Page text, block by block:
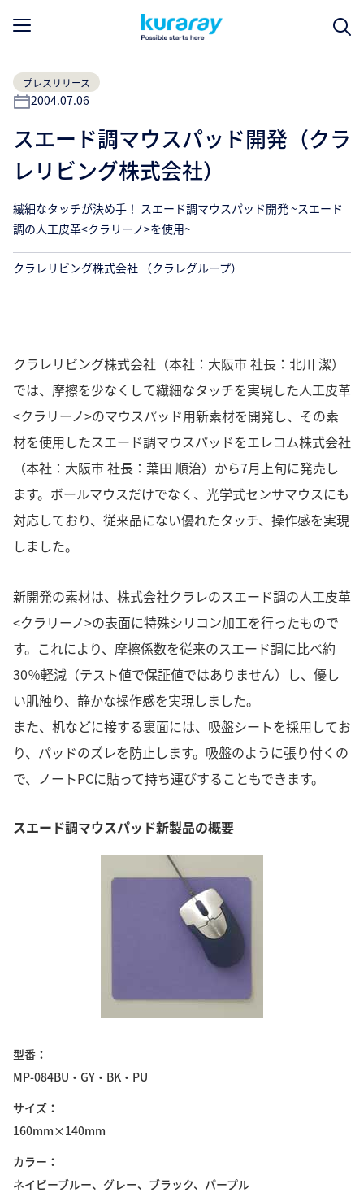
プレスリリース
2004.07.06
スエード調マウスパッド開発（クラ
レリビング株式会社）
繊細なタッチが決め手！ スエード調マウスパッド開発 ~スエード
調の人工皮革<クラリーノ>を使用~
クラレリビング株式会社 （クラレグループ）
クラレリビング株式会社（本社：大阪市 社長：北川 潔）
では、摩擦を少なくして繊細なタッチを実現した人工皮革
<クラリーノ>のマウスパッド用新素材を開発し、その素
材を使用したスエード調マウスパッドをエレコム株式会社
（本社：大阪市 社長：葉田 順治）から7月上旬に発売し
ます。ボールマウスだけでなく、光学式センサマウスにも
対応しており、従来品にない優れたタッチ、操作感を実現
しました。
新開発の素材は、株式会社クラレのスエード調の人工皮革
<クラリーノ>の表面に特殊シリコン加工を行ったもので
す。これにより、摩擦係数を従来のスエード調に比べ約
30％軽減（テスト値で保証値ではありません）し、優し
い肌触り、静かな操作感を実現しました。
また、机などに接する裏面には、吸盤シートを採用してお
り、パッドのズレを防止します。吸盤のように張り付くの
で、ノートPCに貼って持ち運びすることもできます。
スエード調マウスパッド新製品の概要
型番
MP-084BU・GY・BK・PU
サイズ
160mm×140mm
カラー
ネイビーブルー、グレー、ブラック、パープル